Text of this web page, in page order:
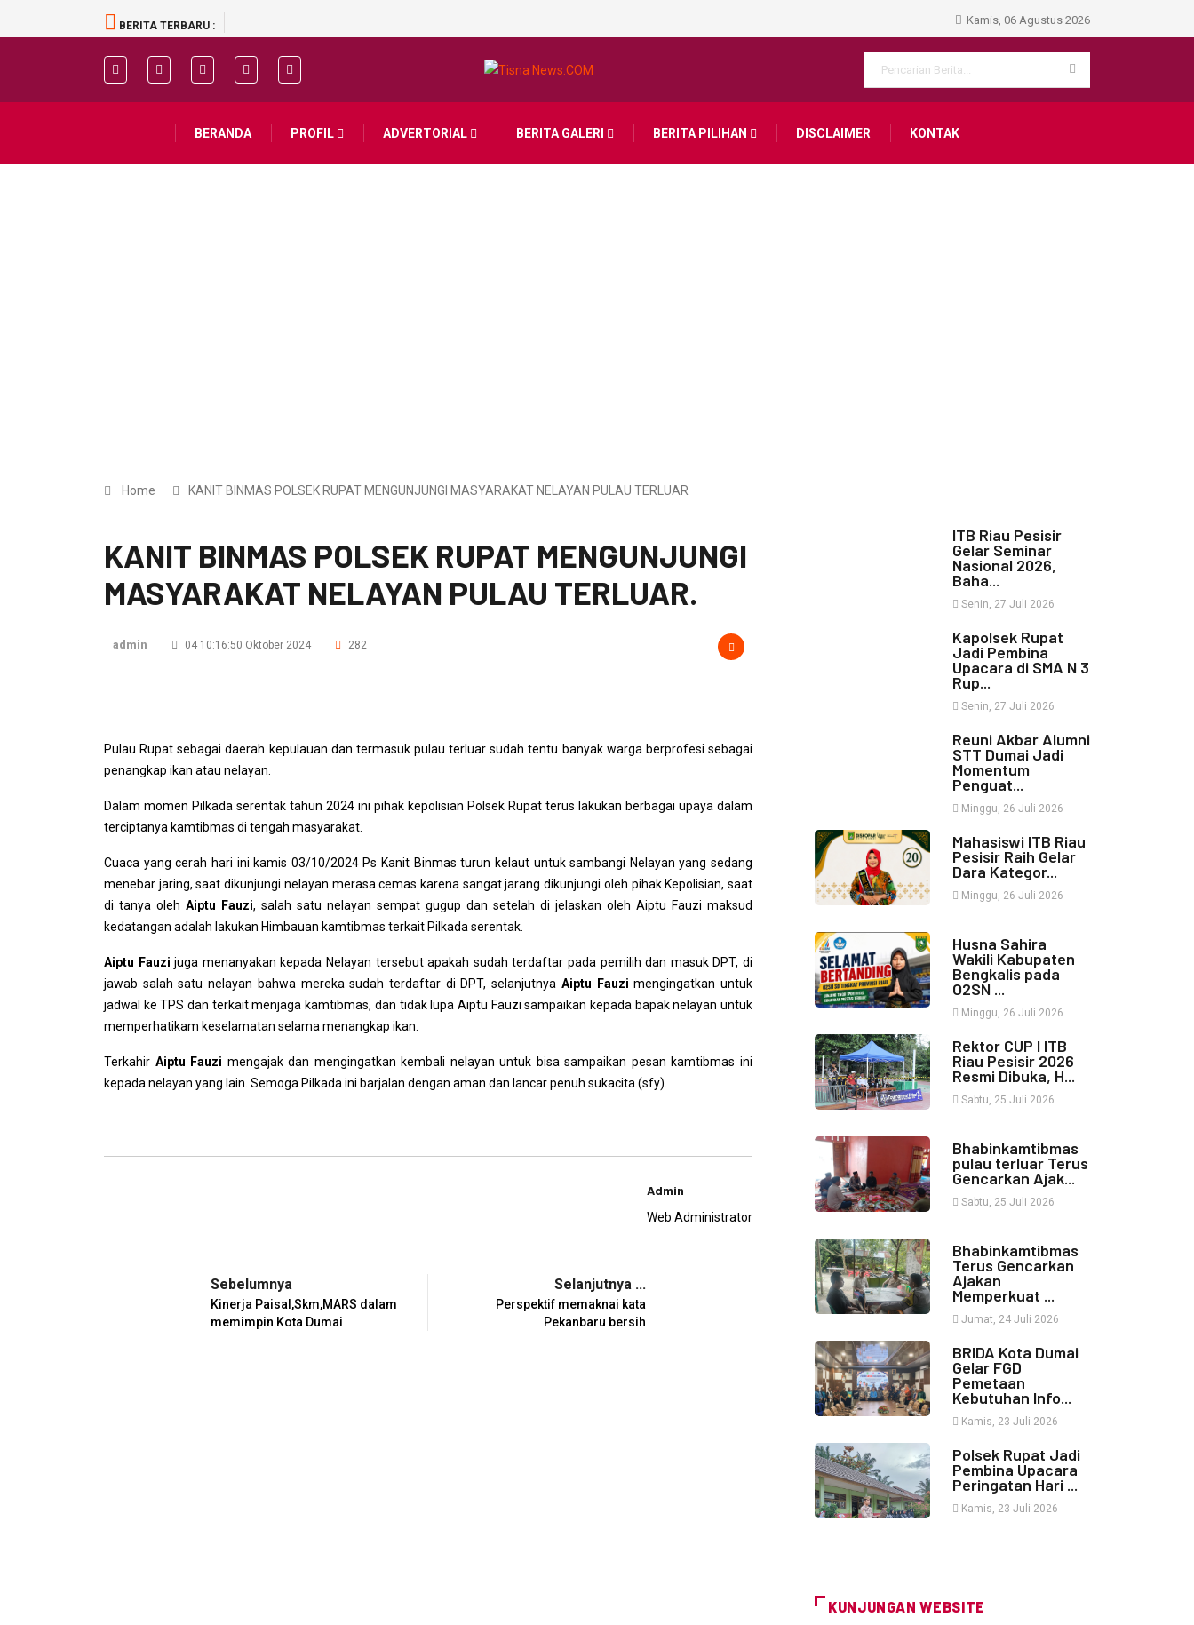
BERITA TERBARU : Kamis, 06 Agustus 2026
BERANDA PROFIL ADVERTORIAL BERITA GALERI BERITA PILIHAN DISCLAIMER KONTAK
Home KANIT BINMAS POLSEK RUPAT MENGUNJUNGI MASYARAKAT NELAYAN PULAU TERLUAR
KANIT BINMAS POLSEK RUPAT MENGUNJUNGI
MASYARAKAT NELAYAN PULAU TERLUAR.
admin 04 10:16:50 Oktober 2024 282
Pulau Rupat sebagai daerah kepulauan dan termasuk pulau terluar sudah tentu banyak warga berprofesi sebagai
penangkap ikan atau nelayan.
Dalam momen Pilkada serentak tahun 2024 ini pihak kepolisian Polsek Rupat terus lakukan berbagai upaya dalam
terciptanya kamtibmas di tengah masyarakat.
Cuaca yang cerah hari ini kamis 03/10/2024 Ps Kanit Binmas turun kelaut untuk sambangi Nelayan yang sedang
menebar jaring, saat dikunjungi nelayan merasa cemas karena sangat jarang dikunjungi oleh pihak Kepolisian, saat
di tanya oleh Aiptu Fauzi, salah satu nelayan sempat gugup dan setelah di jelaskan oleh Aiptu Fauzi maksud
kedatangan adalah lakukan Himbauan kamtibmas terkait Pilkada serentak.
Aiptu Fauzijuga menanyakan kepada Nelayan tersebut apakah sudah terdaftar pada pemilih dan masuk DPT, di
jawab salah satu nelayan bahwa mereka sudah terdaftar di DPT, selanjutnya Aiptu Fauzi mengingatkan untuk
jadwal ke TPS dan terkait menjaga kamtibmas, dan tidak lupa Aiptu Fauzi sampaikan kepada bapak nelayan untuk
memperhatikam keselamatan selama menangkap ikan.
Terkahir Aiptu Fauzi mengajak dan mengingatkan kembali nelayan untuk bisa sampaikan pesan kamtibmas ini
kepada nelayan yang lain. Semoga Pilkada ini barjalan dengan aman dan lancar penuh sukacita.(sfy).
Admin
Web Administrator
Sebelumnya
Kinerja Paisal,Skm,MARS dalam
memimpin Kota Dumai
Selanjutnya ...
Perspektif memaknai kata
Pekanbaru bersih
ITB Riau Pesisir
Gelar Seminar
Nasional 2026,
Baha...
Senin, 27 Juli 2026
Kapolsek Rupat
Jadi Pembina
Upacara di SMA N 3
Rup...
Senin, 27 Juli 2026
Reuni Akbar Alumni
STT Dumai Jadi
Momentum
Penguat...
Minggu, 26 Juli 2026
Mahasiswi ITB Riau
Pesisir Raih Gelar
Dara Kategor...
Minggu, 26 Juli 2026
Husna Sahira
Wakili Kabupaten
Bengkalis pada
O2SN ...
Minggu, 26 Juli 2026
Rektor CUP I ITB
Riau Pesisir 2026
Resmi Dibuka, H...
Sabtu, 25 Juli 2026
Bhabinkamtibmas
pulau terluar Terus
Gencarkan Ajak...
Sabtu, 25 Juli 2026
Bhabinkamtibmas
Terus Gencarkan
Ajakan
Memperkuat ...
Jumat, 24 Juli 2026
BRIDA Kota Dumai
Gelar FGD
Pemetaan
Kebutuhan Info...
Kamis, 23 Juli 2026
Polsek Rupat Jadi
Pembina Upacara
Peringatan Hari ...
Kamis, 23 Juli 2026
KUNJUNGAN WEBSITE